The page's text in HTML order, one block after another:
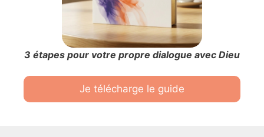
3 étapes pour votre propre dialogue avec Dieu
Je télécharge le guide